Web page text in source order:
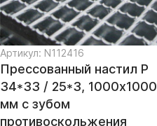
Артикул: N112416
Прессованный настил Р
34*33 / 25*3, 1000х1000
мм с зубом
противоскольжения